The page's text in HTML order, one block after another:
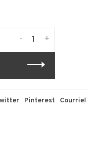
+
-
Pinterest Courriel